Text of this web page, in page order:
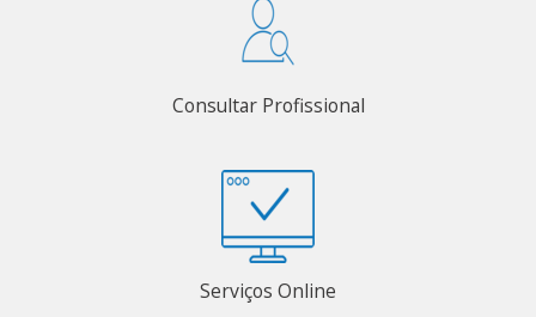
Consultar Profissional
Serviços Online